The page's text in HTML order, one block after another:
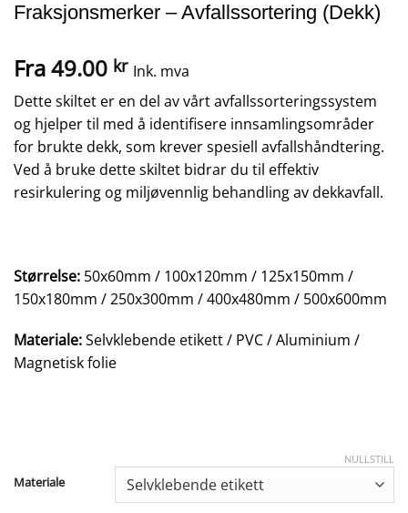
Fraksjonsmerker – Avfallssortering (Dekk)
Fra49.00 kr Ink. mva
Dette skiltet er en del av vårt avfallssorteringssystem
og hjelper til med å identifisere innsamlingsområder
for brukte dekk, som krever spesiell avfallshåndtering.
Ved å bruke dette skiltet bidrar du til effektiv
resirkulering og miljøvennlig behandling av dekkavfall.
Størrelse: 50x60mm / 100x120mm / 125x150mm /
150x180mm / 250x300mm / 400x480mm / 500x600mm
Materiale:Selvklebende etikett / PVC / Aluminium /
Magnetisk folie
Materiale
NULLSTILL